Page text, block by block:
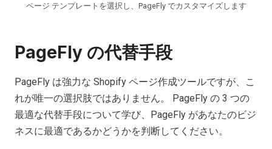
ページ テンプレートを選択し、PageFly でカスタマイズします
PageFly の代替手段
PageFly は強力な Shopify ページ作成ツールですが、こ
れが唯一の選択肢ではありません。 PageFly の 3 つの
最適な代替手段について学び、PageFly があなたのビジ
ネスに最適であるかどうかを判断してください。